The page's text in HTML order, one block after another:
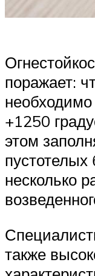
поражает:
+1250
этом
несколько
также